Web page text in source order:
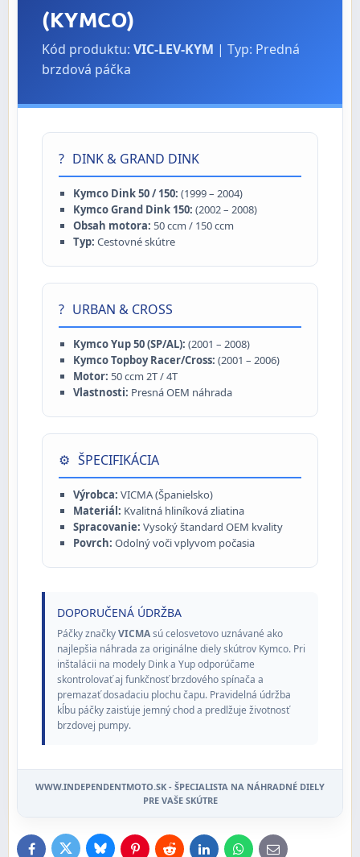
(KYMCO)
Kód produktu: VIC-LEV-KYM | Typ: Predná
brzdová páčka
? DINK & GRAND DINK
Kymco Dink 50 / 150: (1999 – 2004)
Kymco Grand Dink 150: (2002 – 2008)
Obsah motora: 50 ccm / 150 ccm
Typ: Cestovné skútre
?️ URBAN & CROSS
Kymco Yup 50 (SP/AL): (2001 – 2008)
Kymco Topboy Racer/Cross: (2001 – 2006)
Motor: 50 ccm 2T / 4T
Vlastnosti: Presná OEM náhrada
⚙️ ŠPECIFIKÁCIA
Výrobca: VICMA (Španielsko)
Materiál: Kvalitná hliníková zliatina
Spracovanie: Vysoký štandard OEM kvality
Povrch: Odolný voči vplyvom počasia
DOPORUČENÁ ÚDRŽBA
Páčky značkyVICMAsú celosvetovo uznávané ako
najlepšia náhrada za originálne diely skútrov Kymco. Pri
inštalácii na modely Dink a Yup odporúčame
skontrolovať aj funkčnosť brzdového spínača a
premazať dosadaciu plochu čapu. Pravidelná údržba
kĺbu páčky zaisťuje jemný chod a predlžuje životnosť
brzdovej pumpy.
WWW.INDEPENDENTMOTO.SK - ŠPECIALISTA NA NÁHRADNÉ DIELY
PRE VAŠE SKÚTRE
FacebookTwitter BlueskyPinterestReddit LinkedInWhatsApp
E-